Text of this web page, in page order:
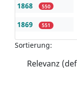
1868 550
1869 551
Sortierung: